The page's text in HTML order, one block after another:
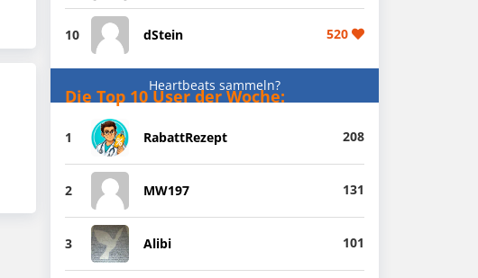
10 dStein 520
Heartbeats sammeln?
Die Top 10 User der Woche:
1 RabattRezept 208
2 MW197 131
3 Alibi 101